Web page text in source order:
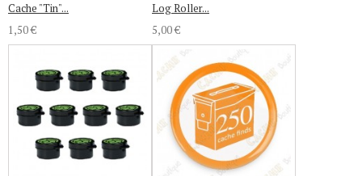
Cache "Tin"...
1,50 €
Log Roller...
5,00 €